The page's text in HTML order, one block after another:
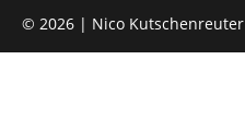
© 2026 | Nico Kutschenreuter